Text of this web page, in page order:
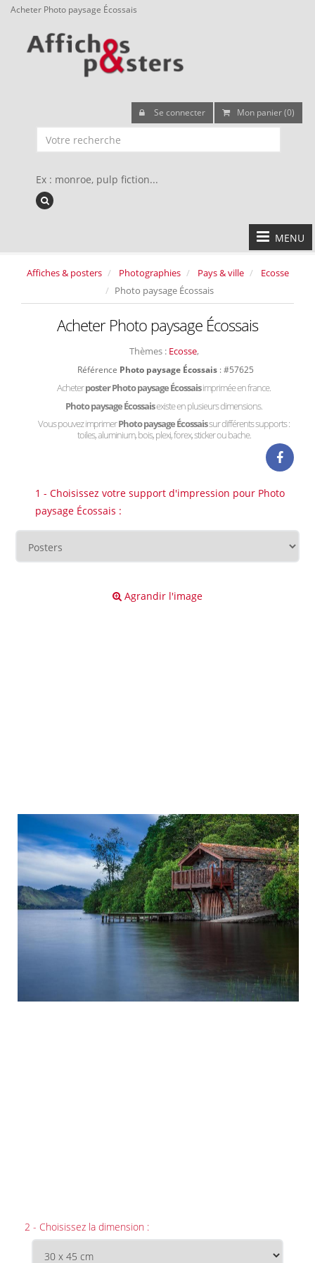
Acheter Photo paysage Écossais
Se connecter Mon panier (0)
Ex : monroe, pulp fiction...
MENU
Affiches & posters Photographies Pays & ville
Ecosse
Photo paysage Écossais
Acheter Photo paysage Écossais
Thèmes : Ecosse,
Référence Photo paysage Écossais : #57625
Acheterposter Photo paysage Écossaisimprimée en france.
Photo paysage Écossaisexiste en plusieurs dimensions.
Vous pouvez imprimerPhoto paysage Écossaissur différents supports :
toiles, aluminium, bois, plexi, forex, sticker ou bache.
1 - Choisissez votre support d'impression pour Photo
paysage Écossais :
Agrandir l'image
2 - Choisissez la dimension :